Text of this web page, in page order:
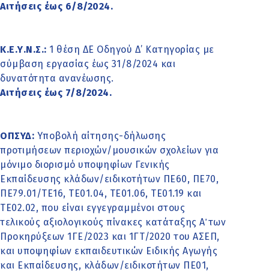
Αιτήσεις έως 6/8/2024.
Κ.Ε.Υ.Ν.Σ.: 1 θέση ΔΕ Οδηγού Δ’ Κατηγορίας με
σύμβαση εργασίας έως 31/8/2024 και
δυνατότητα ανανέωσης.
Αιτήσεις έως 7/8/2024.
ΟΠΣΥΔ: Υποβολή αίτησης-δήλωσης
προτιμήσεων περιοχών/μουσικών σχολείων για
μόνιμο διορισμό υποψηφίων Γενικής
Εκπαίδευσης κλάδων/ειδικοτήτων ΠΕ60, ΠΕ70,
ΠΕ79.01/ΤΕ16, ΤΕ01.04, ΤΕ01.06, ΤΕ01.19 και
ΤΕ02.02, που είναι εγγεγραμμένοι στους
τελικούς αξιολογικούς πίνακες κατάταξης Α΄ των
Προκηρύξεων 1ΓΕ/2023 και 1ΓΤ/2020 του ΑΣΕΠ,
και υποψηφίων εκπαιδευτικών Ειδικής Αγωγής
και Εκπαίδευσης, κλάδων/ειδικοτήτων ΠΕ01,